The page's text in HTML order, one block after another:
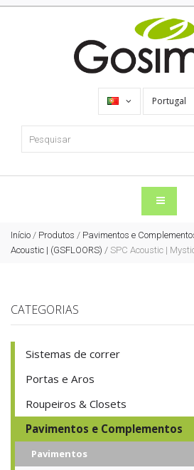
Portugal
Início / Produtos / Pavimentos e
Acoustic | (GSFLOORS) / SPC Acoustic |
CATEGORIAS
Sistemas de correr
Portas e Aros
Roupeiros & Closets
Pavimentos e Complementos
Pavimentos